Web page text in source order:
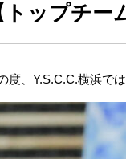
トップチ
度、Y.S.C.C.横浜で